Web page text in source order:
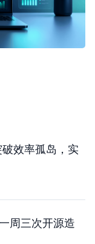
效率孤岛，实
周三次开源造